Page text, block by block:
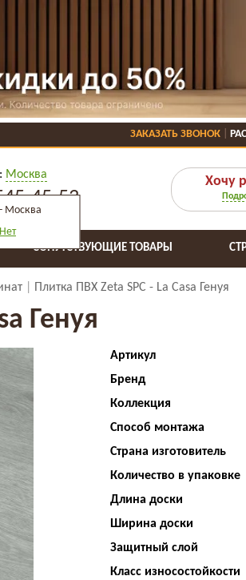
ЗАКАЗАТЬ ЗВОНОК
Москва
Москва
Нет
45-53
Хочу
СОПУТСТВУЮЩИЕ ТОВАРЫ
Плитка ПВХ Zeta SPC - La Casa Генуя
Генуя
Артикул
Бренд
Коллекция
Способ монтажа
Страна изготовитель
Количество в упаковке
Длина доски
Ширина доски
Защитный слой
Класс износостойкости